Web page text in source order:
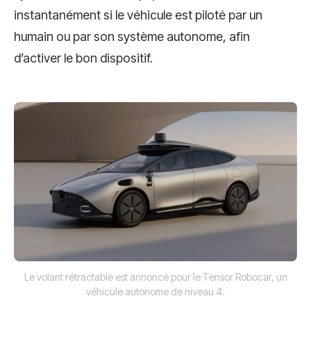
instantanément si le véhicule est piloté par un
humain ou par son système autonome, afin
d’activer le bon dispositif.
Le volant rétractable est annoncé pour le Tensor Robocar, un
véhicule autonome de niveau 4.